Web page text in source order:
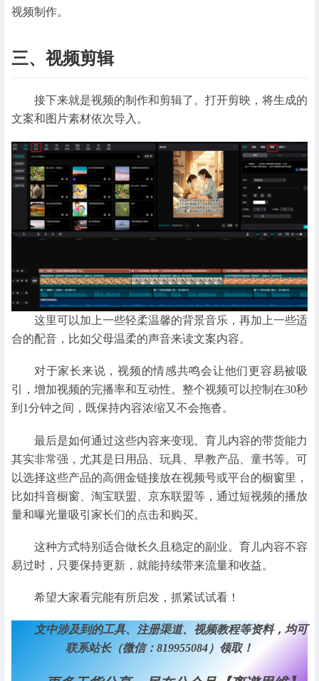
视频制作。
三、视频剪辑
接下来就是视频的制作和剪辑了。打开剪映，将生成的
文案和图片素材依次导入。
这里可以加上一些轻柔温馨的背景音乐，再加上一些适
合的配音，比如父母温柔的声音来读文案内容。
对于家长来说，视频的情感共鸣会让他们更容易被吸
引，增加视频的完播率和互动性。整个视频可以控制在30秒
到1分钟之间，既保持内容浓缩又不会拖沓。
最后是如何通过这些内容来变现。育儿内容的带货能力
其实非常强，尤其是日用品、玩具、早教产品、童书等。可
以选择这些产品的高佣金链接放在视频号或平台的橱窗里，
比如抖音橱窗、淘宝联盟、京东联盟等，通过短视频的播放
量和曝光量吸引家长们的点击和购买。
这种方式特别适合做长久且稳定的副业。育儿内容不容
易过时，只要保持更新，就能持续带来流量和收益。
希望大家看完能有所启发，抓紧试试看！
文中涉及到的工具、注册渠道、视频教程等资料，均可
联系站长（微信：819955084）领取！